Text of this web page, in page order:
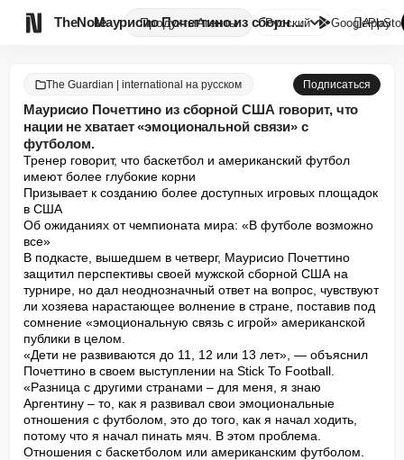
TheNote ПродуктыАгенты Маурисио Почеттино из сборной ...
Русский GooglePlay

The Guardian | international на русском Подписаться
Маурисио Почеттино из сборной США говорит, что
нации не хватает «эмоциональной связи» с
футболом.
Тренер говорит, что баскетбол и американский футбол
имеют более глубокие корни
Призывает к созданию более доступных игровых площадок
в США
Об ожиданиях от чемпионата мира: «В футболе возможно
все»
В подкасте, вышедшем в четверг, Маурисио Почеттино
защитил перспективы своей мужской сборной США на
турнире, но дал неоднозначный ответ на вопрос, чувствуют
ли хозяева нарастающее волнение в стране, поставив под
сомнение «эмоциональную связь с игрой» американской
публики в целом.
«Дети не развиваются до 11, 12 или 13 лет», — объяснил
Почеттино в своем выступлении на Stick To Football.
«Разница с другими странами – для меня, я знаю
Аргентину – то, как я развивал свои эмоциональные
отношения с футболом, это до того, как я начал ходить,
потому что я начал пинать мяч. В этом проблема.
Отношения с баскетболом или американским футболом.